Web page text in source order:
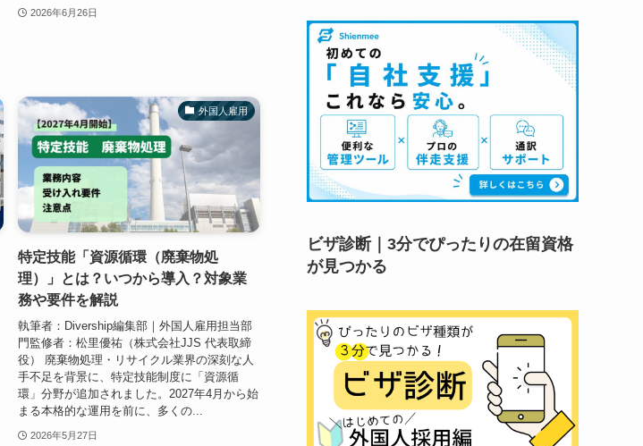
2026年6月26日
外国人雇用
​​​​​​特定技能「資源循環（廃棄物処
理）」とは？いつから導入？対象業
務や要件を解説​
執筆者：Divership編集部｜外国人雇用担当部
門監修者：松里優祐（株式会社JJS 代表取締
役） ​​廃棄物処理・リサイクル業界の深刻な人
手不足を背景に、​​特定技能制度に「資源循
環」分野が追加されました。2027年4月から始
まる​​本格的な運用を前に、多くの...
2026年5月27日
ビザ診断｜3分でぴったりの在留資格
が見つかる